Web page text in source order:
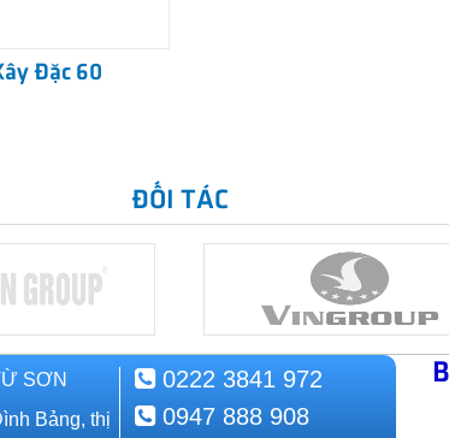
Đặc 60
ĐỐI TÁC
SƠN
Bảng, thị
0222 3841 972
0947 888 908